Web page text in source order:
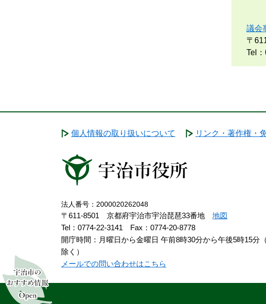
議会
〒
Tel
個人情報の取り扱いについて リンク・著作権・
法人番号：2000020262048
〒611-8501 京都府宇治市宇治琵琶33番地 地図
Tel：0774-22-3141
Fax：0774-20-8778
開庁時間：月曜日から金曜日 午前8時30分から午後5時15分
除く）
メールでの問い合わせはこちら